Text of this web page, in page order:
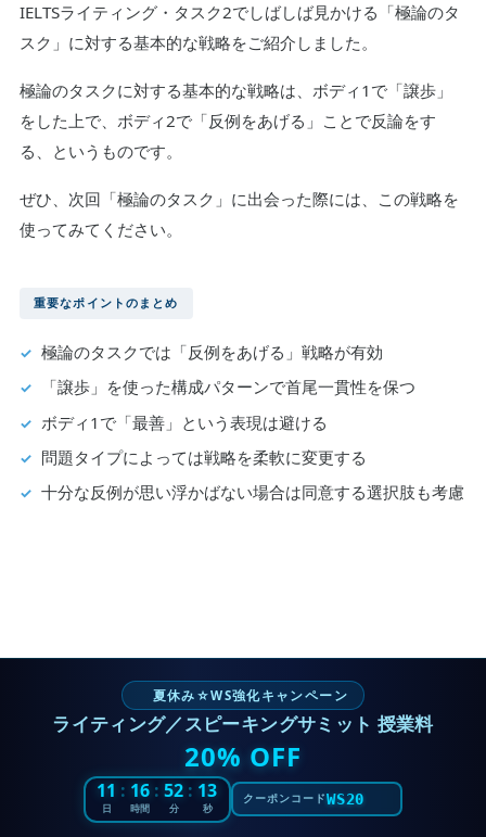
IELTSライティング・タスク2でしばしば見かける「極論のタ
スク」に対する基本的な戦略をご紹介しました。
極論のタスクに対する基本的な戦略は、ボディ1で「譲歩」
をした上で、ボディ2で「反例をあげる」ことで反論をす
る、というものです。
ぜひ、次回「極論のタスク」に出会った際には、この戦略を
使ってみてください。
重要なポイントのまとめ
極論のタスクでは「反例をあげる」戦略が有効
「譲歩」を使った構成パターンで首尾一貫性を保つ
ボディ1で「最善」という表現は避ける
問題タイプによっては戦略を柔軟に変更する
十分な反例が思い浮かばない場合は同意する選択肢も考慮
夏休み☆WS強化キャンペーン
ライティング／スピーキングサミット 授業料
20% OFF
11
日
: 16
時間
: 52
分
: 12
秒
クーポンコードWS20